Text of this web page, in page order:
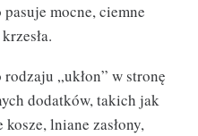
mocne, ciemne
„ukłon” w stronę
dodatków, takich jak
lniane zasłony,